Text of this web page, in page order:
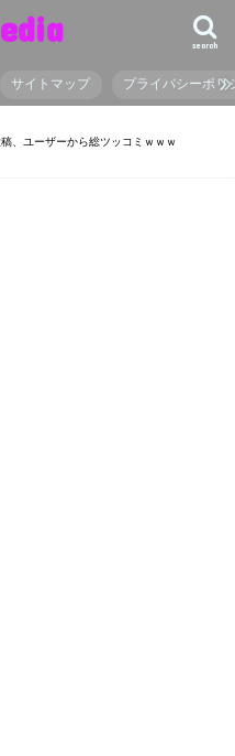
search
サイトマップ プライバシーポリ
、ユーザーから総ツッコミｗｗｗ